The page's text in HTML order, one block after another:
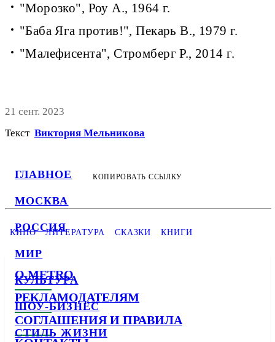
ГЛАВНОЕ
МОСКВА
РОССИЯ
МИР
КУЛЬТУРА
ШОУ-БИЗНЕС
СТИЛЬ ЖИЗНИ
"Морозко", Роу А., 1964 г.
"Баба Яга против!", Пекарь В., 1979 г.
"Малефисента", Стромберг Р., 2014 г.
21 сент. 2023
Текст Виктория Мельникова
КОПИРОВАТЬ ССЫЛКУ
КИНО ЛИТЕРАТУРА СКАЗКИ КНИГИ
О METRO
РЕКЛАМОДАТЕЛЯМ
СОГЛАШЕНИЯ И ПРАВИЛА